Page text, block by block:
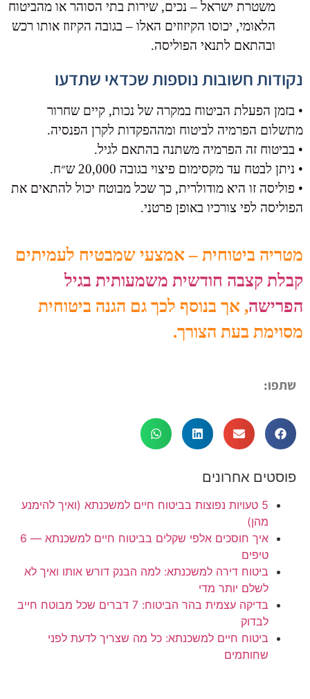
משטרת ישראל – נכים, שירות בתי הסוהר או מהביטוח
הלאומי, יכוסו הקיזוזים האלו – בגובה הקיזוז אותו רכש
ובהתאם לתנאי הפוליסה.
נקודות חשובות נוספות שכדאי שתדעו
• בזמן הפעלת הביטוח במקרה של נכות, קיים שחרור
מתשלום הפרמיה לביטוח ומההפקדות לקרן הפנסיה.
• בביטוח זה הפרמיה משתנה בהתאם לגיל.
• ניתן לבטח עד מקסימום פיצוי בגובה 20,000 ש״ח.
• פוליסה זו היא מודולרית, כך שכל מבוטח יכול להתאים את
הפוליסה לפי צורכיו באופן פרטני.
מטריה ביטוחית – אמצעי שמבטיח לעמיתים
קבלת קצבה חודשית משמעותית בגיל
הפרישה, אך בנוסף לכך גם הגנה ביטוחית
מסוימת בעת הצורך.
שתפו:
פוסטים אחרונים
5 טעויות נפוצות בביטוח חיים למשכנתא (ואיך להימנע
מהן)
איך חוסכים אלפי שקלים בביטוח חיים למשכנתא — 6
טיפים
ביטוח דירה למשכנתא: למה הבנק דורש אותו ואיך לא
לשלם יותר מדי
בדיקה עצמית בהר הביטוח: 7 דברים שכל מבוטח חייב
לבדוק
ביטוח חיים למשכנתא: כל מה שצריך לדעת לפני
שחותמים